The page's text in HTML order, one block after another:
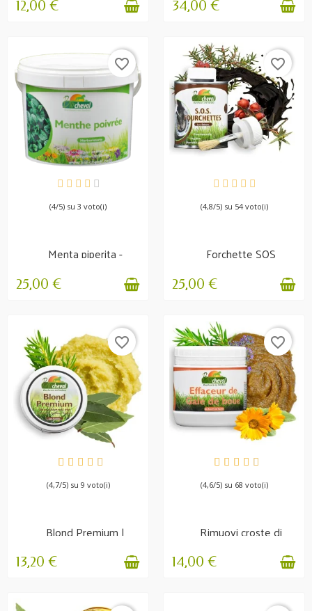
12,00 € 34,00 €
DISPONIBILE
favorite_border
(4/5) su 3 voto(i)
Menta piperita -
Biologico -
Digestione,...
25,00 €
DISPONIBILE
favorite_border
(4,8/5) su 54 voto(i)
Forchette SOS
25,00 €
DISPONIBILE
favorite_border
(4,7/5) su 9 voto(i)
Blond Premium |
Balsamo nutriente
13,20 €
DISPONIBILE
favorite_border
(4,6/5) su 68 voto(i)
Rimuovi croste di
fango - Igiene e
protezione
14,00 €